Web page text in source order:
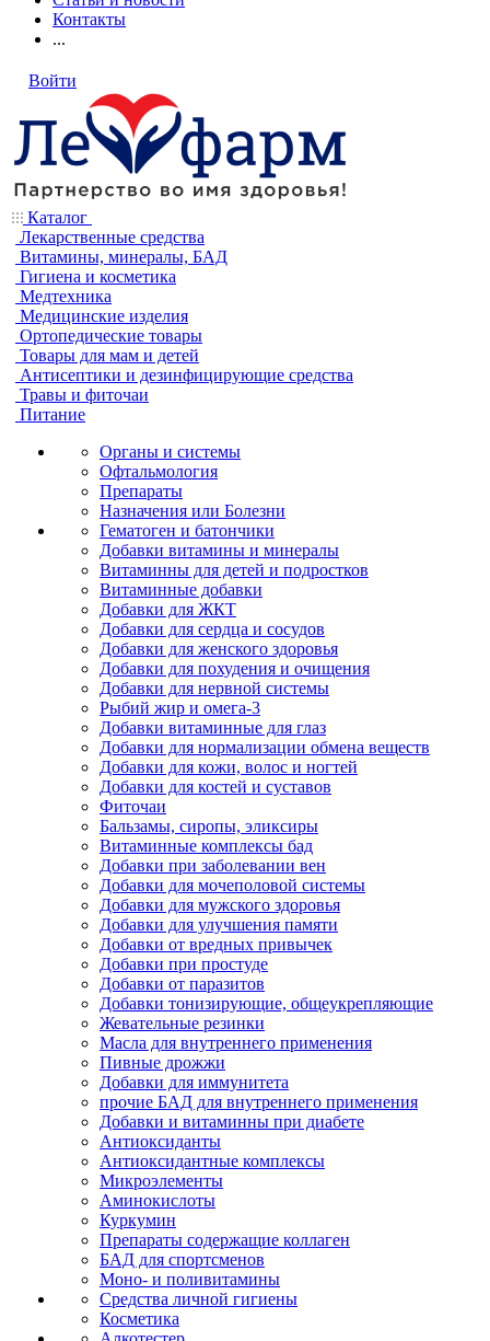
Контакты
...
Войти
Каталог
Лекарственные средства
Витамины, минералы, БАД
Гигиена и косметика
Медтехника
Медицинские изделия
Ортопедические товары
Товары для мам и детей
Антисептики и дезинфицирующие средства
Травы и фиточаи
Питание
Органы и системы
Офтальмология
Препараты
Назначения или Болезни
Гематоген и батончики
Добавки витамины и минералы
Витаминны для детей и подростков
Витаминные добавки
Добавки для ЖКТ
Добавки для сердца и сосудов
Добавки для женского здоровья
Добавки для похудения и очищения
Добавки для нервной системы
Рыбий жир и омега-3
Добавки витаминные для глаз
Добавки для нормализации обмена веществ
Добавки для кожи, волос и ногтей
Добавки для костей и суставов
Фиточаи
Бальзамы, сиропы, эликсиры
Витаминные комплексы бад
Добавки при заболевании вен
Добавки для мочеполовой системы
Добавки для мужского здоровья
Добавки для улучшения памяти
Добавки от вредных привычек
Добавки при простуде
Добавки от паразитов
Добавки тонизирующие, общеукрепляющие
Жевательные резинки
Масла для внутреннего применения
Пивные дрожжи
Добавки для иммунитета
прочие БАД для внутреннего применения
Добавки и витаминны при диабете
Антиоксиданты
Антиоксидантные комплексы
Микроэлементы
Аминокислоты
Куркумин
Препараты содержащие коллаген
БАД для спортсменов
Моно- и поливитамины
Средства личной гигиены
Косметика